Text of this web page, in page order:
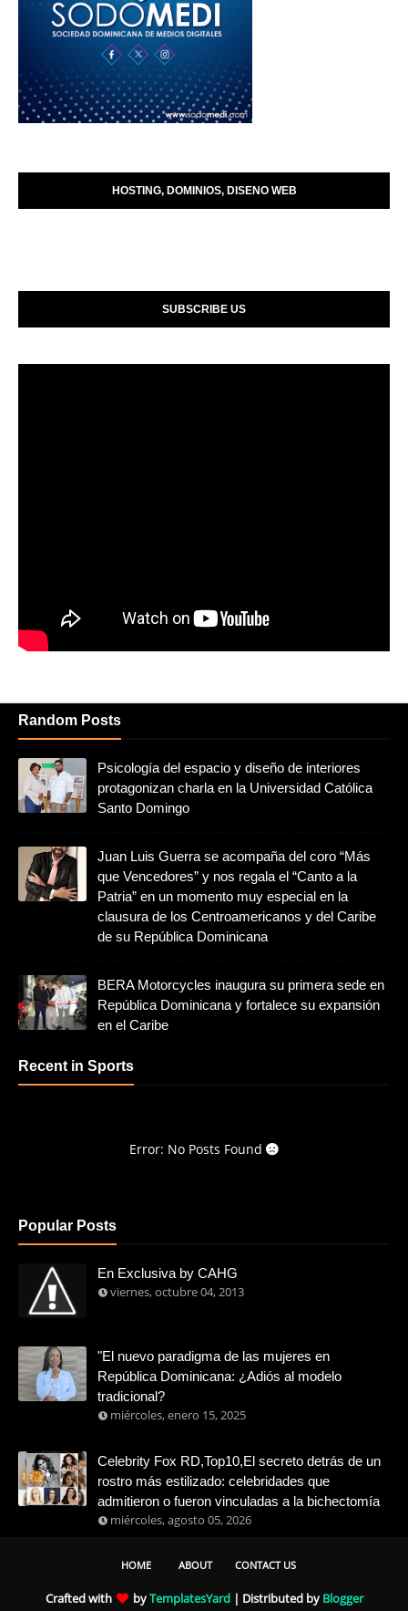
HOSTING, DOMINIOS, DISENO WEB
SUBSCRIBE US
Random Posts
Psicología del espacio y diseño de interiores
protagonizan charla en la Universidad Católica
Santo Domingo
Juan Luis Guerra se acompaña del coro “Más
que Vencedores” y nos regala el “Canto a la
Patria” en un momento muy especial en la
clausura de los Centroamericanos y del Caribe
de su República Dominicana
BERA Motorcycles inaugura su primera sede en
República Dominicana y fortalece su expansión
en el Caribe
Recent in Sports
Error: No Posts Found
Popular Posts
En Exclusiva by CAHG
viernes, octubre 04, 2013
"El nuevo paradigma de las mujeres en
República Dominicana: ¿Adiós al modelo
tradicional?
miércoles, enero 15, 2025
Celebrity Fox RD,Top10,El secreto detrás de un
rostro más estilizado: celebridades que
admitieron o fueron vinculadas a la bichectomía
miércoles, agosto 05, 2026
HOME ABOUT CONTACT US
Crafted with byTemplatesYard| Distributed by Blogger